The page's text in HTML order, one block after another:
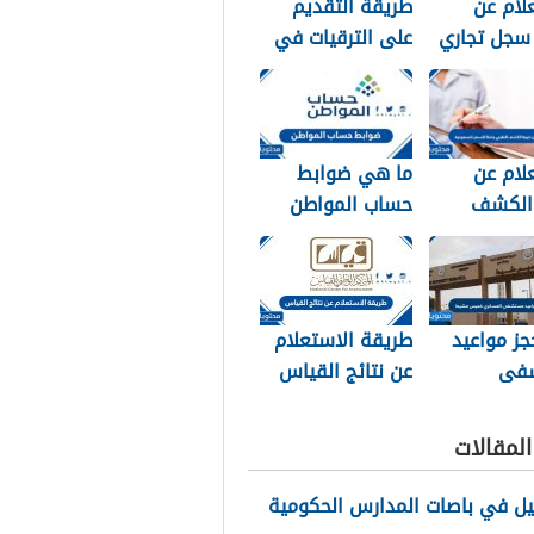
تجاري
على الترقيات في
مسار 1448
عن
الكشف
للسعودية
ما هي ضوابط
حساب المواطن
1448
مواعيد
طريقة الاستعلام
عن نتائج القياس
في باصات المدارس الحكومية